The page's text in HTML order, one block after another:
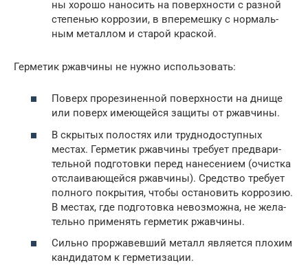
ны хоро­шо нано­сить на поверх­но­сти с раз­ной
сте­пе­нью кор­ро­зии, в впе­ре­меш­ку с нор­маль­
ным метал­лом и ста­рой краской.
Гер­ме­тик ржав­чи­ны не нуж­но использовать:
Поверх про­ре­зи­нен­ной поверх­но­сти на дни­ще
или поверх име­ю­щей­ся защи­ты от ржавчины.
В скры­тых поло­стях или труд­но­до­ступ­ных
местах. Гер­ме­тик ржав­чи­ны тре­бу­ет пред­ва­ри­
тель­ной под­го­тов­ки перед нане­се­ни­ем (очист­ка
отсла­и­ва­ю­щей­ся ржав­чи­ны). Сред­ство тре­бу­ет
пол­но­го покры­тия, что­бы оста­но­вить кор­ро­зию.
В местах, где под­го­тов­ка невоз­мож­на, не жела­
тель­но при­ме­нять гер­ме­тик ржавчины.
Силь­но про­ржа­вев­ший металл явля­ет­ся пло­хим
кан­ди­да­том к герметизации.